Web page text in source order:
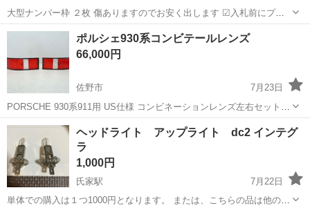
大型ナンバー枠 ２枚 傷ありますのでお安く出します ☑入札前にプロ
フ必読
栃木 宇都宮市 芳賀町工業団地管理センター前駅
外装、車外用品 大型
ポルシェ930系コンビテールレンズ
66,000円
佐野市
7月23日
PORSCHE 930系911用 US仕様 コンビネーションレンズ左右セット
中古
栃木 佐野市 外装、車外用品 ポルシェ
ヘッドライト アップライト dc2 インテグ
ラ
1,000円
氏家駅
7月22日
単体での購入は１つ1000円となります。 または、こちらの品は他の商